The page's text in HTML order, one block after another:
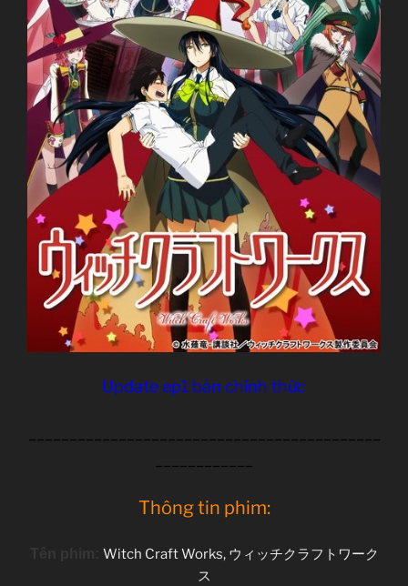
Update ep1 bản chính thức
Thông tin phim:
Witch Craft Works, ウィッチクラフトワーク
ス